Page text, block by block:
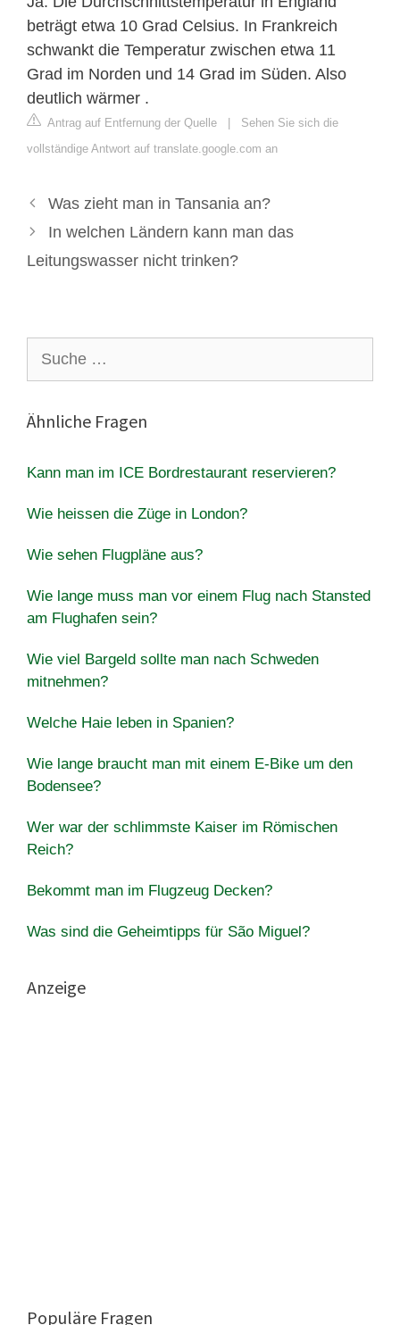
beträgt etwa 10 Grad Celsius. In Frankreich
schwankt die Temperatur zwischen etwa 11
Grad im Norden und 14 Grad im Süden. Also
deutlich wärmer .
Antrag auf Entfernung der Quelle | Sehen Sie sich die
vollständige Antwort auf translate.google.com an
Was zieht man in Tansania an?
In welchen Ländern kann man das
Leitungswasser nicht trinken?
nach:
Ähnliche Fragen
Kann man im ICE Bordrestaurant reservieren?
Wie heissen die Züge in London?
Wie sehen Flugpläne aus?
Wie lange muss man vor einem Flug nach Stansted
am Flughafen sein?
Wie viel Bargeld sollte man nach Schweden
mitnehmen?
Welche Haie leben in Spanien?
Wie lange braucht man mit einem E-Bike um den
Bodensee?
Wer war der schlimmste Kaiser im Römischen
Reich?
Bekommt man im Flugzeug Decken?
Was sind die Geheimtipps für São Miguel?
Anzeige
Populäre Fragen